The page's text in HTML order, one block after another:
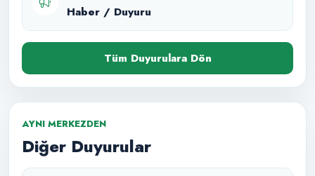
Haber / Duyuru
Tüm Duyurulara Dön
AYNI MERKEZDEN
Diğer Duyurular